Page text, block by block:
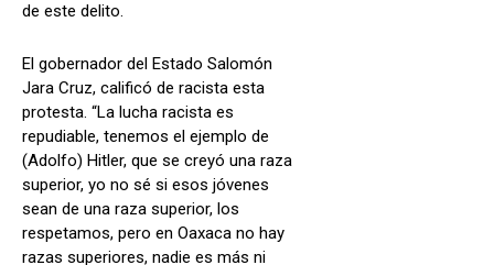
de este delito.
El gobernador del Estado Salomón
Jara Cruz, calificó de racista esta
protesta. “La lucha racista es
repudiable, tenemos el ejemplo de
(Adolfo) Hitler, que se creyó una raza
superior, yo no sé si esos jóvenes
sean de una raza superior, los
respetamos, pero en Oaxaca no hay
razas superiores, nadie es más ni